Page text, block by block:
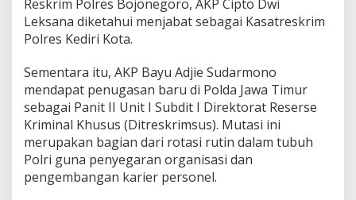
t
a
Reskrim Polres Bojonegoro, AKP Cipto Dwi
Leksana diketahui menjabat sebagai Kasatreskrim
Polres Kediri Kota.
Sementara itu, AKP Bayu Adjie Sudarmono
mendapat penugasan baru di Polda Jawa Timur
sebagai Panit II Unit I Subdit I Direktorat Reserse
Kriminal Khusus (Ditreskrimsus). Mutasi ini
merupakan bagian dari rotasi rutin dalam tubuh
Polri guna penyegaran organisasi dan
pengembangan karier personel.